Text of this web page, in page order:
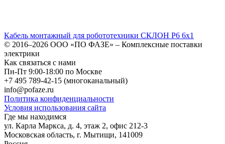
Кабель монтажный для робототехники СКЛОН Р6 6х1
© 2016–2026 ООО «ПО ФАЗЕ» – Комплексные поставки
электрики
Как связаться с нами
Пн-Пт 9:00-18:00 по Москве
+7 495 789-42-15 (многоканальный)
info@pofaze.ru
Политика конфиденциальности
Условия использования сайта
Где мы находимся
ул. Карла Маркса, д. 4, этаж 2, офис 212-3
Московская область, г. Мытищи, 141009